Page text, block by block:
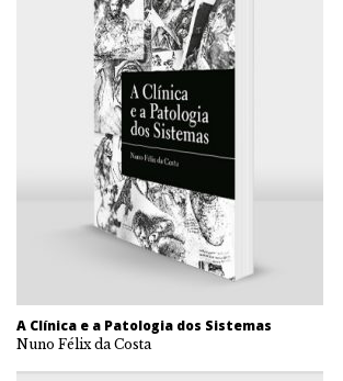
A Clínica e a Patologia dos Sistemas
Nuno Félix da Costa